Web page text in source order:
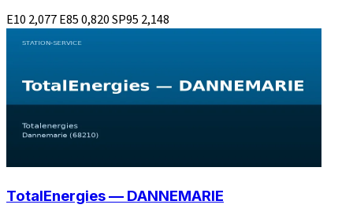
E10 2,077E850,820SP95 2,148
TotalEnergies — DANNEMARIE